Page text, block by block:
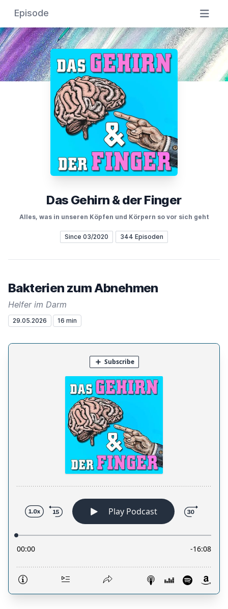
Episode
Das Gehirn & der Finger
Alles, was in unseren Köpfen und Körpern so vor sich geht
Since 03/2020 344 Episoden
Bakterien zum Abnehmen
Helfer im Darm
29.05.2026 16 min